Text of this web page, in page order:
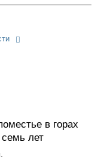
в горах
лет